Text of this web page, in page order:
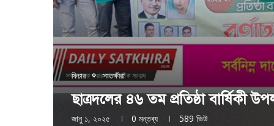
ফিচার সাতক্ষীরা
ছাত্রদলের ৪৬ তম প্রতিষ্ঠা বার্ষিকী
জানু ১, ২০২৫ 0 মন্তব্য 589 ভিউ